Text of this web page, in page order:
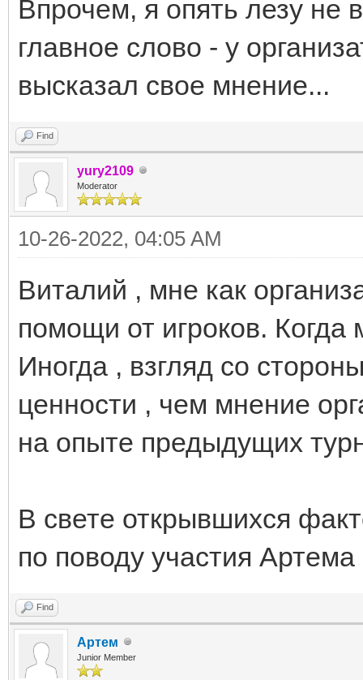
Впрочем, я опять лезу не
главное слово - у
высказал свое мнение...
Find
yury2109
Moderator
10-26-2022, 04:05 AM
Виталий , мне как
помощи от игроков. Когда
Иногда , взгляд со
ценности , чем мнение
на опыте предыдущих
В свете открывшихся
по поводу участия
Find
Артем
Junior Member